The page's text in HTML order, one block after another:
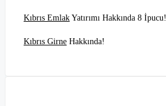
Kıbrıs Emlak Yatırımı Hakkında 8 İpucu!
Kıbrıs Girne Hakkında!